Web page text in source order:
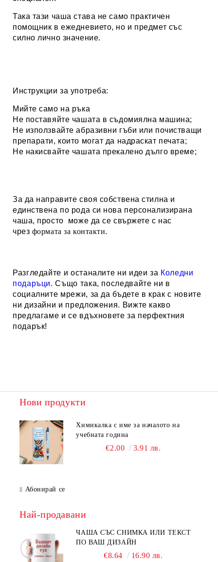
Така тази чаша става не само практичен
помощник в ежедневието, но и предмет със
силно лично значение.
Инструкции за употреба:
Мийте само на ръка
Не поставяйте чашата в съдомиялна машина;
Не използвайте абразивни гъби или почистващи
препарати, които могат да надраскат печата;
Не накисвайте чашата прекалено дълго време;
За да направите своя собствена стилна и
единствена по рода си нова персонализирана
чаша, просто може да се свържете с нас
чрез формата за контакти.
Разгледайте и останалите ни идеи за Коледни
подаръци. Също така, последвайте ни в
социалните мрежи, за да бъдете в крак с новите
ни дизайни и предложения. Вижте какво
предлагаме и се вдъхновете за перфектния
подарък!
Нови продукти
Химикалка с име за началото на
учебната година
€2.00 3.91 лв.
Абонирай се
Най-продавани
ЧАША СЪС СНИМКА ИЛИ ТЕКСТ
ПО ВАШ ДИЗАЙН
€8.64 16.90 лв.